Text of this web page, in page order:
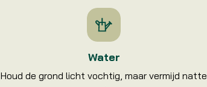
Water
Houd de grond licht vochtig, maar vermijd natte